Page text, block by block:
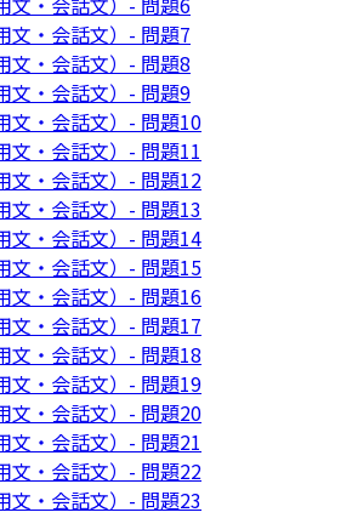
文・会話文）- 問題7
文・会話文）- 問題8
文・会話文）- 問題9
文・会話文）- 問題10
文・会話文）- 問題11
文・会話文）- 問題12
文・会話文）- 問題13
文・会話文）- 問題14
文・会話文）- 問題15
文・会話文）- 問題16
文・会話文）- 問題17
文・会話文）- 問題18
文・会話文）- 問題19
文・会話文）- 問題20
文・会話文）- 問題21
文・会話文）- 問題22
文・会話文）- 問題23